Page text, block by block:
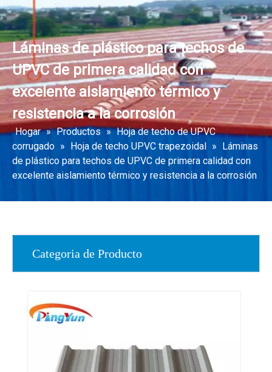
Láminas de plástico para techos de
UPVC de primera calidad con
excelente aislamiento térmico y
resistencia a la corrosión
Hogar » Productos » Hoja de techo de UPVC
corrugado » Hoja de techo UPVC trapezoidal » Láminas
de plástico para techos de UPVC de primera calidad con
excelente aislamiento térmico y resistencia a la corrosión
Categoria de Producto